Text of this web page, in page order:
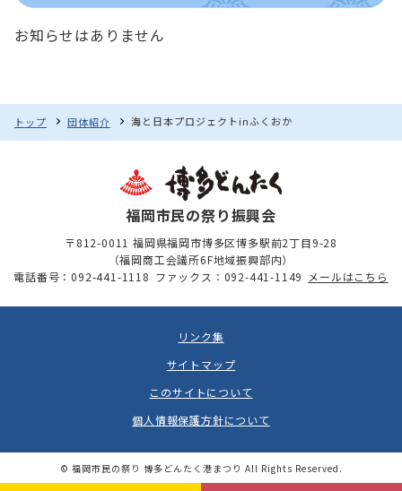
お知らせはありません
トップ 団体紹介 海と日本プロジェクトinふくおか
福岡市民の祭り振興会
〒812-0011 福岡県福岡市博多区博多駅前2丁目9-28
（福岡商工会議所6F地域振興部内）
電話番号：092-441-1118 ファックス：092-441-1149 メールはこちら
リンク集
サイトマップ
このサイトについて
個人情報保護方針について
© 福岡市民の祭り 博多どんたく港まつり All Rights Reserved.